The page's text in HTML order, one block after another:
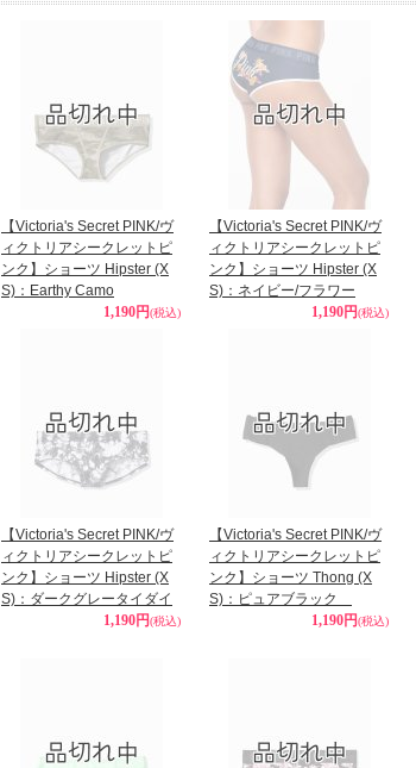
【Victoria's Secret PINK/ヴ
ィクトリアシークレットピ
ンク】ショーツ Hipster (X
S)：Earthy Camo
1,190円(税込)
【Victoria's Secret PINK/ヴ
ィクトリアシークレットピ
ンク】ショーツ Hipster (X
S)：ネイビー/フラワー
1,190円(税込)
【Victoria's Secret PINK/ヴ
ィクトリアシークレットピ
ンク】ショーツ Hipster (X
S)：ダークグレータイダイ
1,190円(税込)
【Victoria's Secret PINK/ヴ
ィクトリアシークレットピ
ンク】ショーツ Thong (X
S)：ピュアブラック
1,190円(税込)